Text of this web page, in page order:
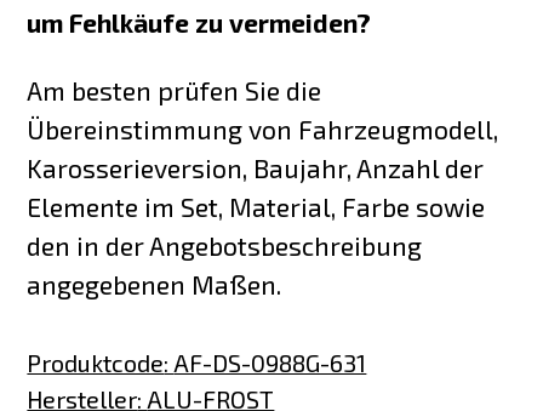
um Fehlkäufe zu vermeiden?
Am besten prüfen Sie die
Übereinstimmung von Fahrzeugmodell,
Karosserieversion, Baujahr, Anzahl der
Elemente im Set, Material, Farbe sowie
den in der Angebotsbeschreibung
angegebenen Maßen.
Produktcode: AF-DS-0988G-631
Hersteller: ALU-FROST